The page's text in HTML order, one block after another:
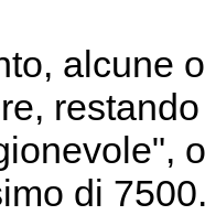
alcune
di